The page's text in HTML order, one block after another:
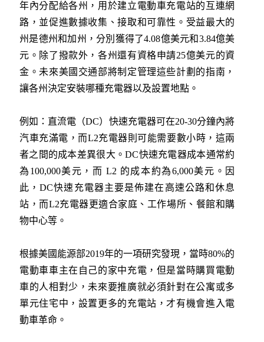
年內分配給各州，用於建立電動車充電站的互連網
路，並促進數據收集、接取和可靠性。受益最大的
州是德州和加州，分別獲得了4.08億美元和3.84億美
元。除了撥款外，各州還有資格申請25億美元的資
金。未來美國交通部將制定管理這些計劃的指南，
讓各州決定安裝哪種充電器以及設置地點。
例如：直流電（DC）快速充電器可在20-30分鐘內將
汽車充滿電，而L2充電器則可能需要數小時，這兩
者之間的成本差異很大。DC快速充電器成本通常約
為100,000美元，而 L2 的成本約為6,000美元。因
此，DC快速充電器主要是佈建在高速公路和休息
站，而L2充電器更適合家庭、工作場所、餐館和購
物中心等。
根據美國能源部2019年的一項研究發現，當時80%的
電動車車主在自己的家中充電，但是當時購買電動
車的人相對少，未來要推廣就必須針對在公寓或多
單元住宅中，設置更多的充電站，才有機會進入電
動車革命。